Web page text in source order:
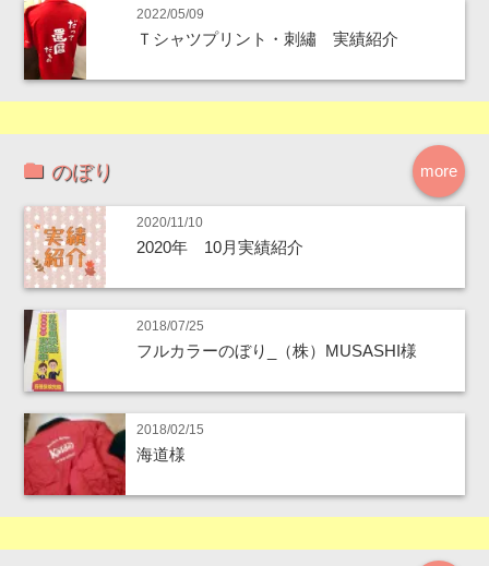
2022/05/09
Ｔシャツプリント・刺繡 実績紹介
more
のぼり
2020/11/10
2020年 10月実績紹介
2018/07/25
フルカラーのぼり_（株）MUSASHI様
2018/02/15
海道様